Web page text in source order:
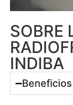
SOBRE
INDIBA